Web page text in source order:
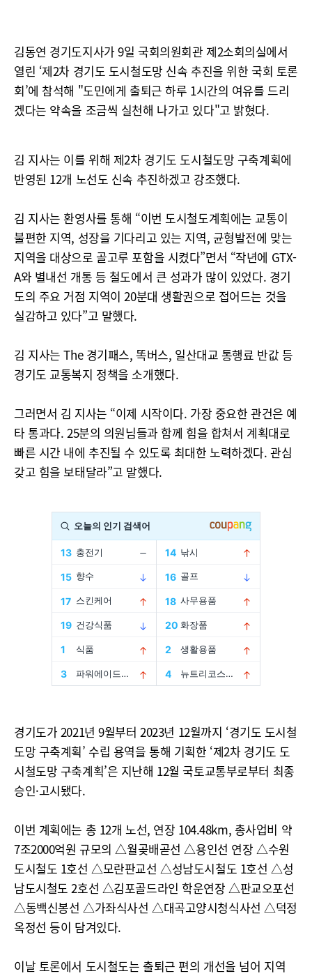
김동연 경기도지사가 9일 국회의원회관 제2소회의실에서
열린 ‘제2차 경기도 도시철도망 신속 추진을 위한 국회 토론
회’에 참석해 "도민에게 출퇴근 하루 1시간의 여유를 드리
겠다는 약속을 조금씩 실천해 나가고 있다"고 밝혔다.
김 지사는 이를 위해 제2차 경기도 도시철도망 구축계획에
반영된 12개 노선도 신속 추진하겠고 강조했다.
김 지사는 환영사를 통해 “이번 도시철도계획에는 교통이
불편한 지역, 성장을 기다리고 있는 지역, 균형발전에 맞는
지역을 대상으로 골고루 포함을 시켰다”면서 “작년에 GTX-
A와 별내선 개통 등 철도에서 큰 성과가 많이 있었다. 경기
도의 주요 거점 지역이 20분대 생활권으로 접어드는 것을
실감하고 있다”고 말했다.
김 지사는 The 경기패스, 똑버스, 일산대교 통행료 반값 등
경기도 교통복지 정책을 소개했다.
그러면서 김 지사는 “이제 시작이다. 가장 중요한 관건은 예
타 통과다. 25분의 의원님들과 함께 힘을 합쳐서 계획대로
빠른 시간 내에 추진될 수 있도록 최대한 노력하겠다. 관심
갖고 힘을 보태달라”고 말했다.
경기도가 2021년 9월부터 2023년 12월까지 ‘경기도 도시철
도망 구축계획’ 수립 용역을 통해 기획한 ‘제2차 경기도 도
시철도망 구축계획’은 지난해 12월 국토교통부로부터 최종
승인·고시됐다.
이번 계획에는 총 12개 노선, 연장 104.48km, 총사업비 약
7조2000억원 규모의 △월곶배곧선 △용인선 연장 △수원
도시철도 1호선 △모란판교선 △성남도시철도 1호선 △성
남도시철도 2호선 △김포골드라인 학운연장 △판교오포선
△동백신봉선 △가좌식사선 △대곡고양시청식사선 △덕정
옥정선 등이 담겨있다.
이날 토론에서 도시철도는 출퇴근 편의 개선을 넘어 지역